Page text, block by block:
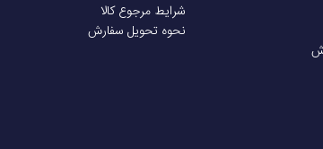
شرایط مرجوع کالا
نحوه تحویل سفارش